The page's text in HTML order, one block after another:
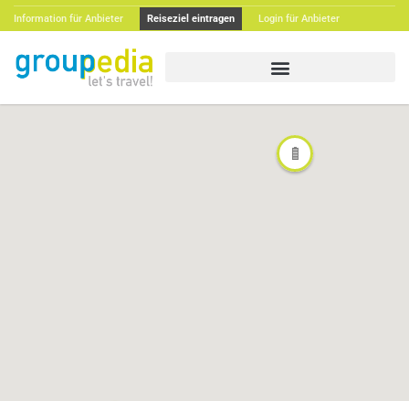
Information für Anbieter Reiseziel eintragen Login für Anbieter